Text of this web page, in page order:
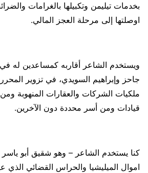
بخدمات تيليمن وتكبيلها بالغرامات
اوصلتها إلى مرحلة العجز المالي.
ويستخدم الشاعر أقاربه كمساعدين له
جاحز وإبراهيم السويدي، في تزوير
ملكيات الشركات والعقارات المنهوبة
قيادات ومن أسر محددة دون الآخرين.
كنا يستخدم الشاعر – وهو شقيق أبو
اموال الميليشيا والحراس القضائي الذي